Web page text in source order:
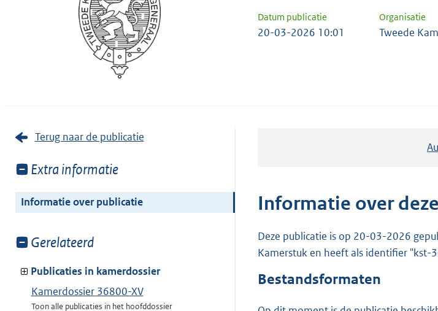
Datum publicatie Organisatie
20-03-2026 10:01 Tweede
Terug naar de publicatie
Toon
van:
Extra informatie
Informatie over publicatie
Toon
van:
Gerelateerd
Publicaties in kamerdossier
Kamerdossier 36800-XV
Toon alle publicaties in het hoofddossier
Informatie over
Deze publicatie is op 20-03-2026
Kamerstuk en heeft als identifier "kst-
Bestandsformaten